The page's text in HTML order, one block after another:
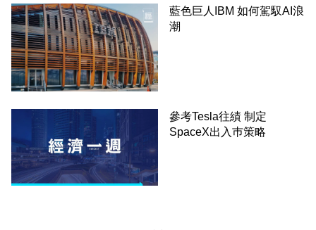
藍色巨人IBM 如何駕馭AI浪
潮
參考Tesla往績 制定
SpaceX出入巿策略